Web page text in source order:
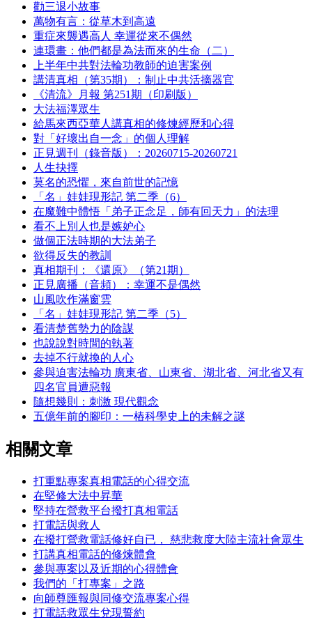
勸三退小故事
萬物有言：從草木到高遠
重症來襲遇高人 幸運從來不偶然
連環畫：他們都是為法而來的生命（二）
上半年中共對法輪功教師的迫害案例
講清真相（第35期）：制止中共活摘器官
《清流》月報 第251期（印刷版）
大法福澤眾生
給馬來西亞華人講真相的修煉經歷和心得
對「好壞出自一念」的個人理解
正見週刊（錄音版）：20260715-20260721
人生抉擇
莫名的恐懼，來自前世的記憶
「名」娃娃現形記 第二季（6）
在魔難中體悟「弟子正念足，師有回天力」的法理
看不上別人也是嫉妒心
做個正法時期的大法弟子
欲得反失的教訓
真相期刊：《還原》（第21期）
正見廣播（音頻）：幸運不是偶然
山風吹作滿窗雲
「名」娃娃現形記 第二季（5）
看清楚舊勢力的陰謀
也說說對時間的執著
去掉不行就換的人心
參與迫害法輪功 廣東省、山東省、湖北省、河北省又有
四名官員遭惡報
隨想幾則：刺激 現代觀念
五億年前的腳印：一樁科學史上的未解之謎
相關文章
打重點專案真相電話的心得交流
在堅修大法中昇華
堅持在營救平台撥打真相電話
打電話與救人
在撥打營救電話修好自已， 慈悲救度大陸主流社會眾生
打講真相電話的修煉體會
參與專案以及近期的心得體會
我們的「打專案」之路
向師尊匯報與同修交流專案心得
打電話救眾生兌現誓約